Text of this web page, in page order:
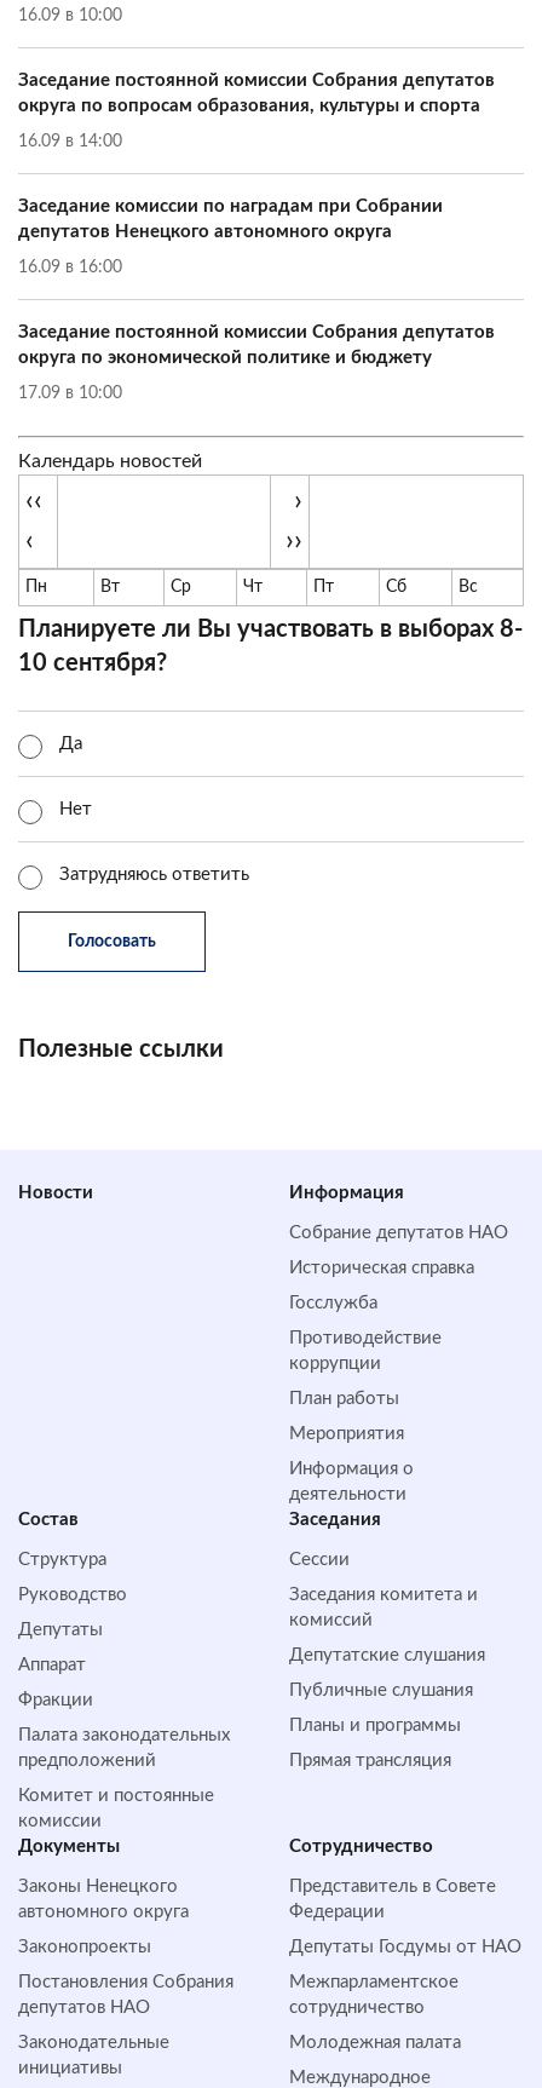
16.09 в 10:00
Заседание постоянной комиссии Собрания депутатов
округа по вопросам образования, культуры и спорта
16.09 в 14:00
Заседание комиссии по наградам при Собрании
депутатов Ненецкого автономного округа
16.09 в 16:00
Заседание постоянной комиссии Собрания депутатов
округа по экономической политике и бюджету
17.09 в 10:00
Календарь новостей
‹‹
‹
›
››
Пн Вт Ср Чт Пт Сб Вс
Планируете ли Вы участвовать в выборах 8-
10 сентября?
Да
Нет
Затрудняюсь ответить
Полезные ссылки
Новости Информация
Собрание депутатов НАО
Историческая справка
Госслужба
Противодействие
коррупции
План работы
Мероприятия
Информация о
деятельности
Состав
Структура
Руководство
Депутаты
Аппарат
Фракции
Палата законодательных
предположений
Комитет и постоянные
комиссии
Заседания
Сессии
Заседания комитета и
комиссий
Депутатские слушания
Публичные слушания
Планы и программы
Прямая трансляция
Документы
Законы Ненецкого
автономного округа
Законопроекты
Постановления Собрания
депутатов НАО
Законодательные
инициативы
Сотрудничество
Представитель в Совете
Федерации
Депутаты Госдумы от НАО
Межпарламентское
сотрудничество
Молодежная палата
Международное